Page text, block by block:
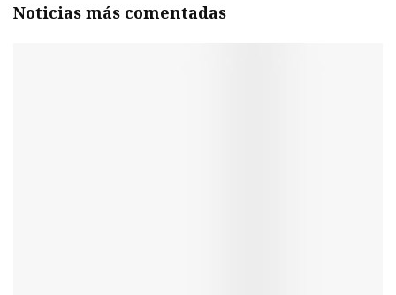
Noticias más comentadas